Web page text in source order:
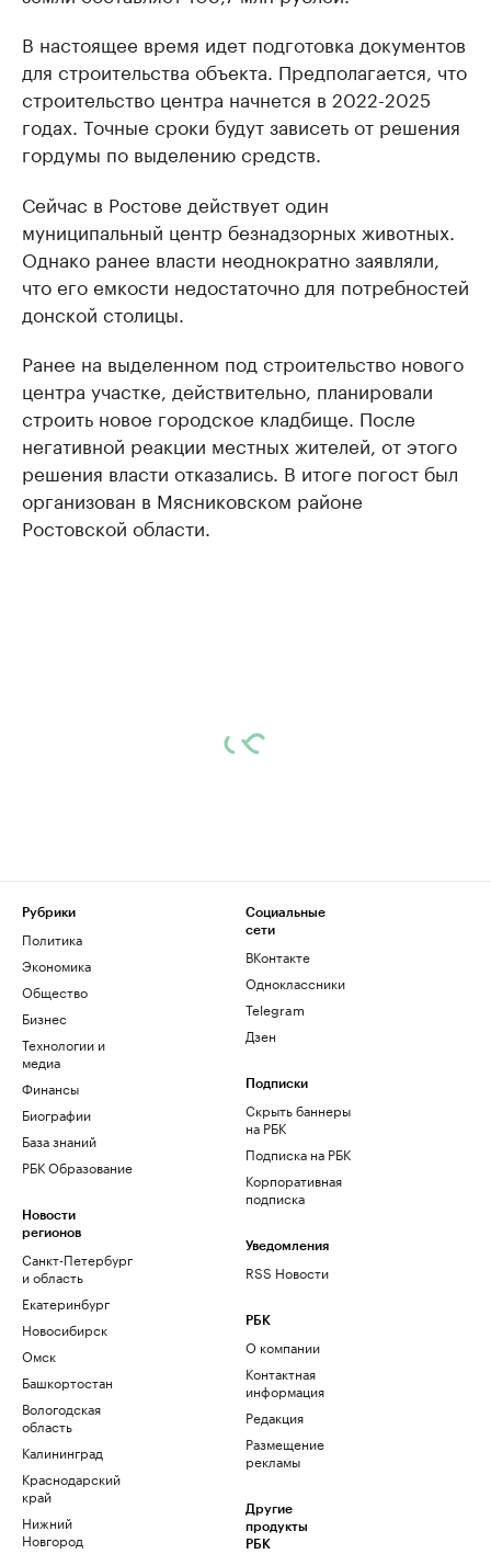
В настоящее время идет подготовка документов
для строительства объекта. Предполагается, что
строительство центра начнется в 2022-2025
годах. Точные сроки будут зависеть от решения
гордумы по выделению средств.
Сейчас в Ростове действует один
муниципальный центр безнадзорных животных.
Однако ранее власти неоднократно заявляли,
что его емкости недостаточно для потребностей
донской столицы.
Ранее на выделенном под строительство нового
центра участке, действительно, планировали
строить новое городское кладбище. После
негативной реакции местных жителей, от этого
решения власти отказались. В итоге погост был
организован в Мясниковском районе
Ростовской области.
Рубрики
Политика
Экономика
Общество
Бизнес
Технологии и
медиа
Финансы
Биографии
База знаний
РБК Образование
Новости
регионов
Санкт-Петербург
и область
Екатеринбург
Новосибирск
Омск
Башкортостан
Вологодская
область
Калининград
Краснодарский
край
Нижний
Новгород
Социальные
сети
ВКонтакте
Одноклассники
Telegram
Дзен
Подписки
Скрыть баннеры
на РБК
Подписка на РБК
Корпоративная
подписка
Уведомления
RSS Новости
РБК
О компании
Контактная
информация
Редакция
Размещение
рекламы
Другие
продукты
РБК